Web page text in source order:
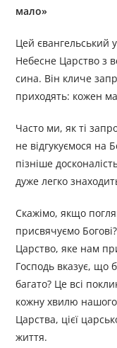
мало»
Цей євангельський
Небесне Царство з
сина. Він кличе
приходять: кожен
Часто ми, як ті
не відгукуємося на
пізніше
дуже легко
Скажімо, якщо
присвячуємо
Царство, яке нам
Господь вказує, що
багато? Це всі
кожну хвилю
Царства, цієї
життя.